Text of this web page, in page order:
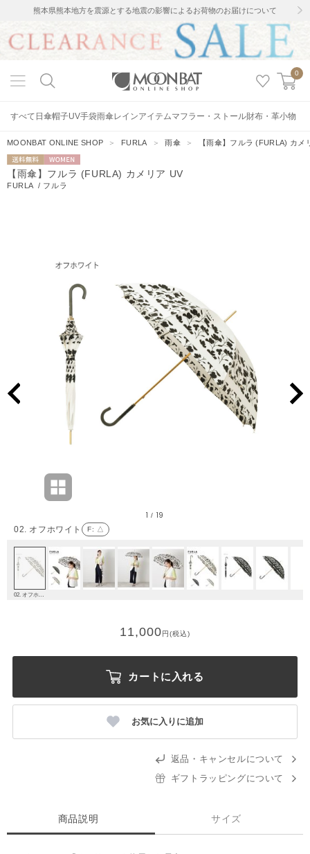
熊本県熊本地方を震源とする地震の影響によるお荷物のお届けについて
0
すべて 日傘帽子UV手袋雨傘レインアイテムマフラー・ストール財布・革小物
MOONBAT ONLINE SHOP ＞ FURLA ＞雨傘 ＞ 【雨傘】フルラ (FURLA) カメ
送料無料 WOMEN
【雨傘】フルラ (FURLA) カメリア UV
FURLA / フルラ
02. オフホワイト F: △
1 / 19
11,000円(税込)
カートに入れる
お気に入りに追加
返品・キャンセルについて
ギフトラッピングについて
商品説明 サイズ